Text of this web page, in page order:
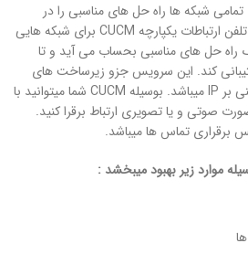
تمامی شبکه ها راه حل های مناسبی را در
اختیار شما قرار می دهد. مرکز تلفن ارتباطات یکپارچه CUCM برای شبکه هایی
راه حل های مناسبی بحساب می آید و تا
پشتیبانی کند. این سرویس جزو زیرساخت های
Collaboration سیسکو و مبتنی بر IP میباشد. بوسیله CUCM شما میتوانید با
صوتی و یا تصویری ارتباط برقرا کنید.
برقراری تماس ها میباشد.